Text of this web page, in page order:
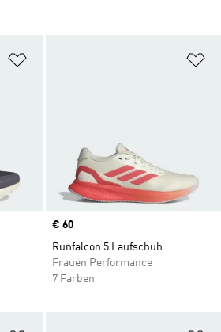
Price
€ 60
Runfalcon 5 Laufschuh
Frauen Performance
7 Farben